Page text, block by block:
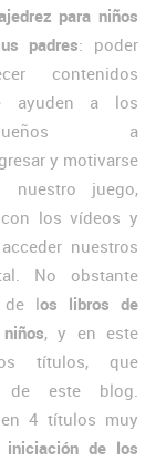
para niños
padres: poder
contenidos
ayuden a los
a
y motivarse
nuestro juego,
los vídeos y
nuestros
No obstante
de los libros de
, y en este
títulos, que
de este blog.
4 títulos muy
iniciación de los